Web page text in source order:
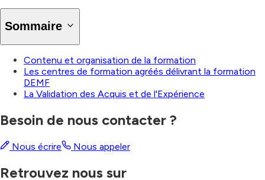
Sommaire
Contenu et organisation de la formation
Les centres de formation agréés délivrant la formation
DEMF
La Validation des Acquis et de l'Expérience
Besoin de nous contacter ?
Nous écrire Nous appeler
Retrouvez nous sur